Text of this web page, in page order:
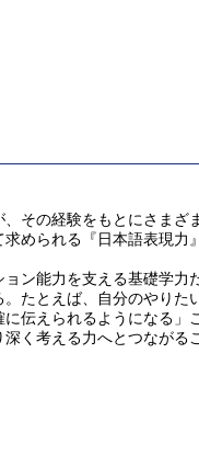
その経験をもとにさま
められる『日本語表現力
ン能力を支える基礎学
。たとえば、自分のやり
伝えられるようになる
く考える力へとつながる